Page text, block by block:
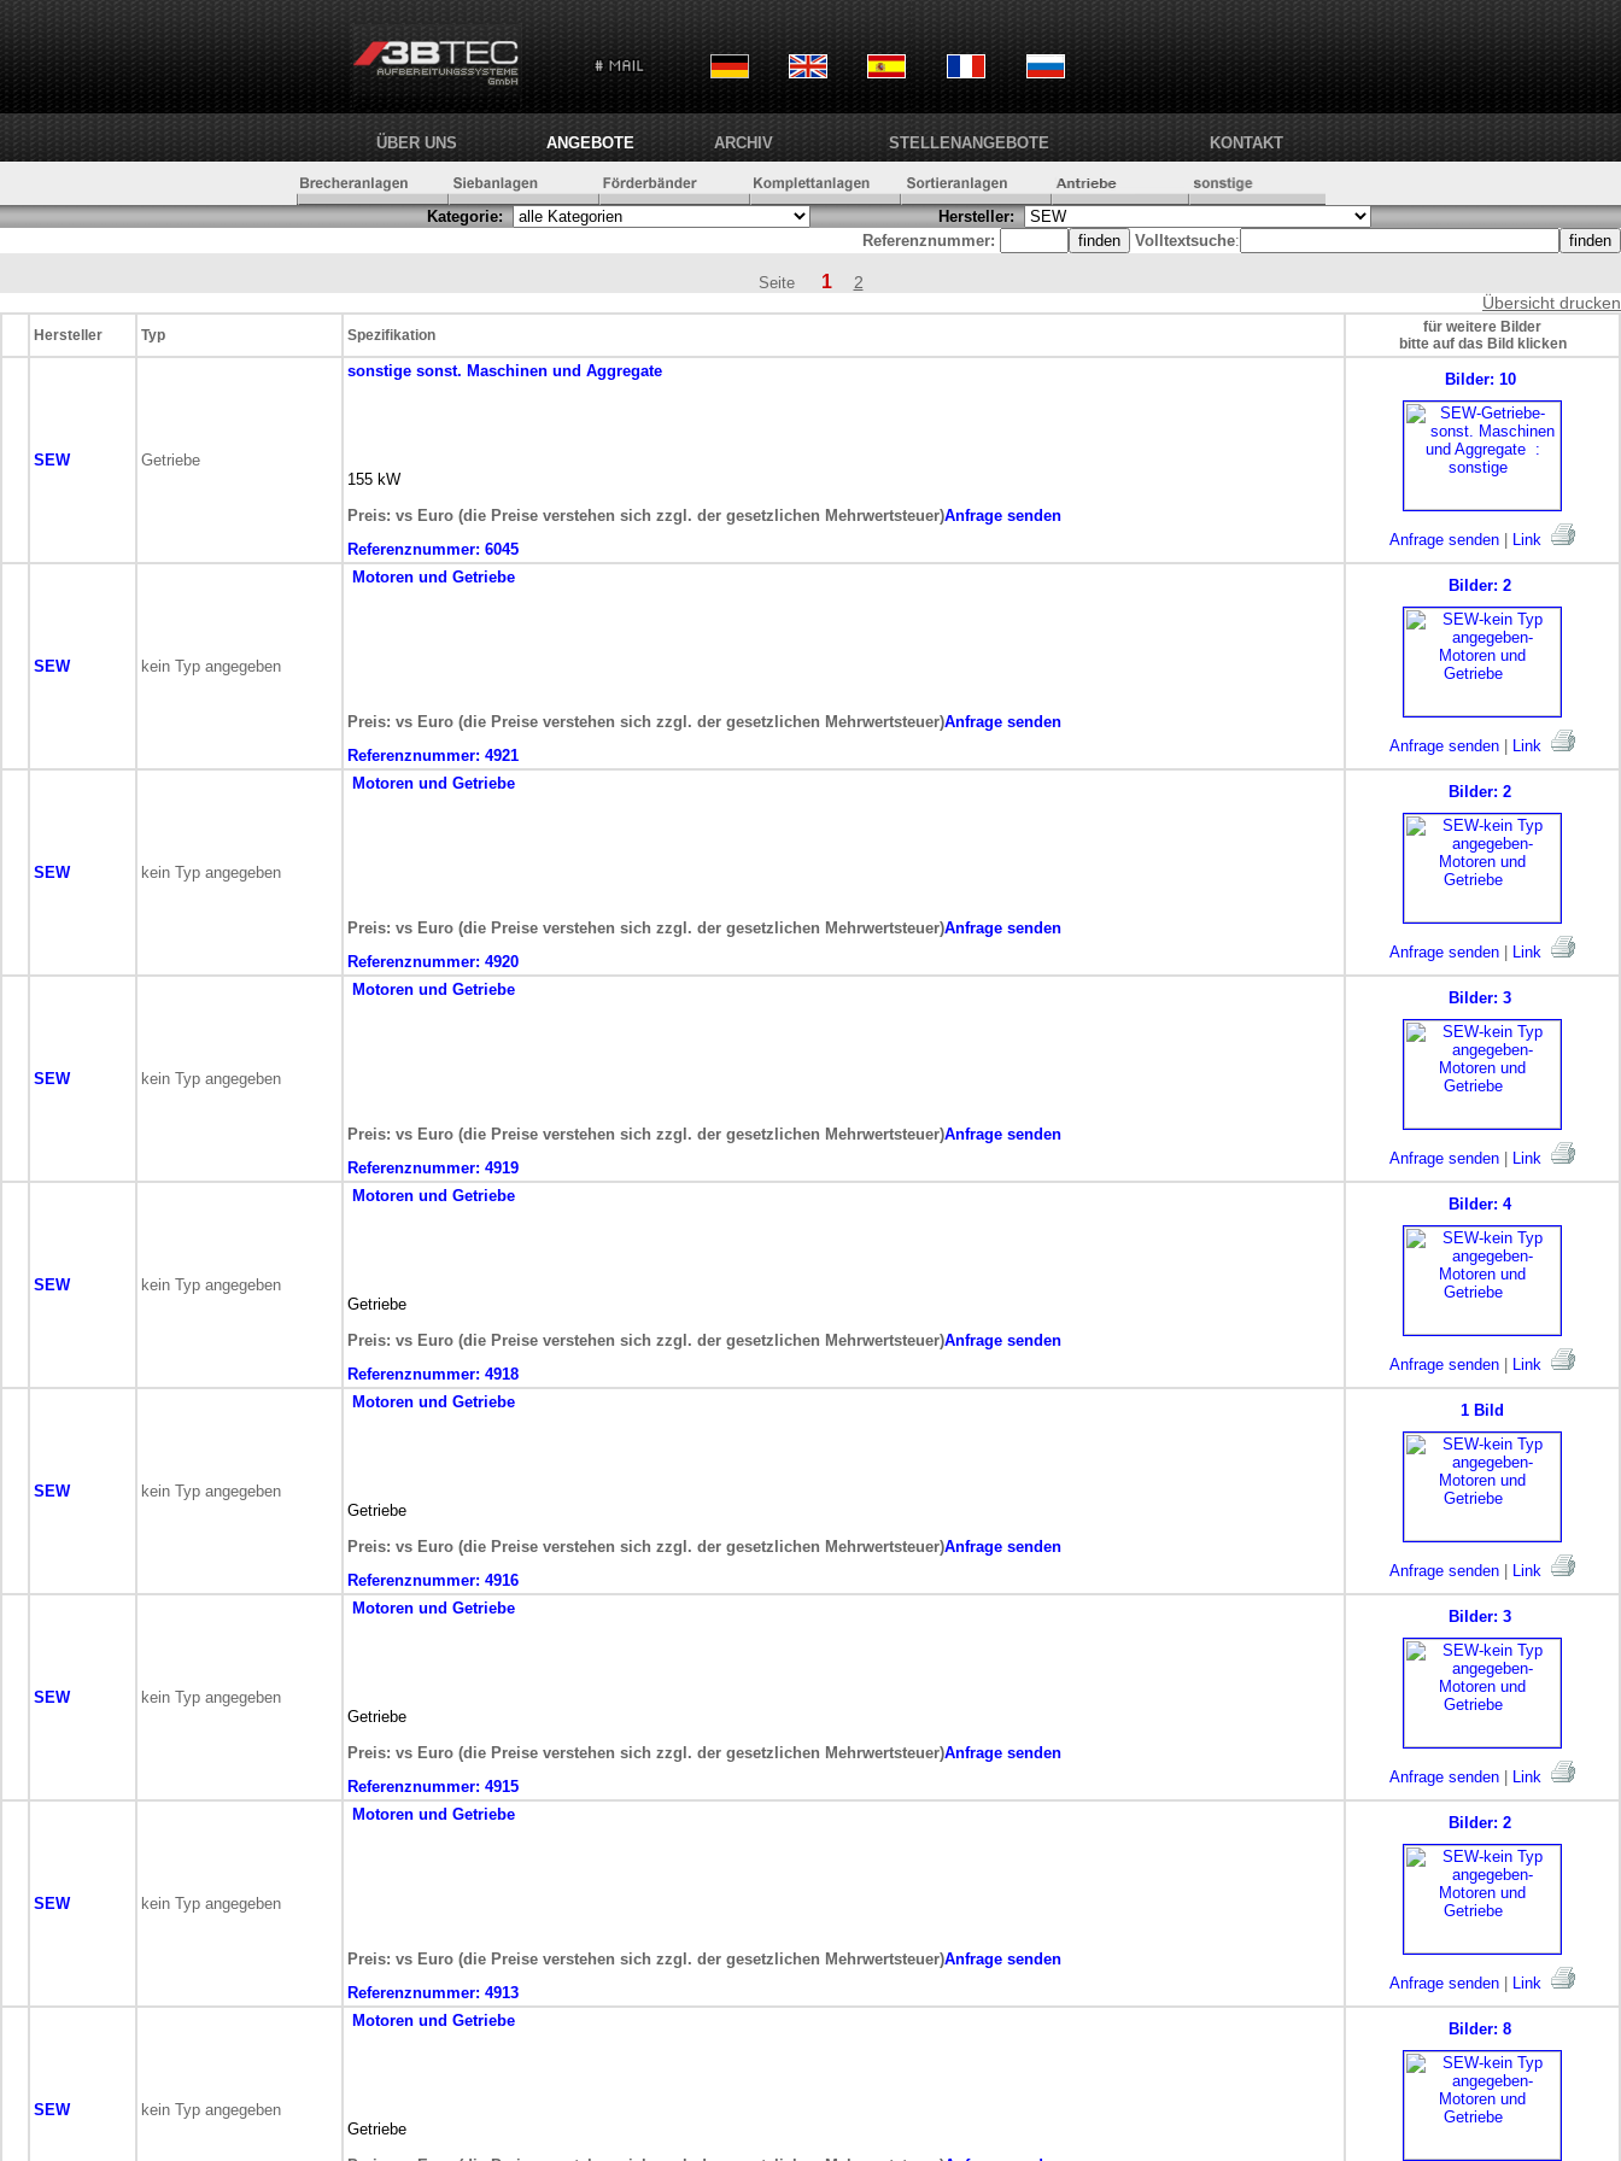
ÜBER UNS ANGEBOTE ARCHIV STELLENANGEBOTE KONTAKT
Kategorie:
Hersteller:
Referenznummer:
Volltextsuche:
Seite 1
2
Übersicht drucken
Hersteller Typ Spezifikation
für weitere Bilder
bitte auf das Bild klicken
SEW Getriebe
sonstige sonst. Maschinen und Aggregate
155 kW
Preis: vs Euro (die Preise verstehen sich zzgl. der gesetzlichen Mehrwertsteuer)Anfrage senden
Referenznummer: 6045
Bilder: 10
Anfrage senden Link
SEW kein Typ angegeben
Motoren und Getriebe
Preis: vs Euro (die Preise verstehen sich zzgl. der gesetzlichen Mehrwertsteuer)Anfrage senden
Referenznummer: 4921
Bilder: 2
Anfrage senden Link
SEW kein Typ angegeben
Motoren und Getriebe
Preis: vs Euro (die Preise verstehen sich zzgl. der gesetzlichen Mehrwertsteuer)Anfrage senden
Referenznummer: 4920
Bilder: 2
Anfrage senden Link
SEW kein Typ angegeben
Motoren und Getriebe
Preis: vs Euro (die Preise verstehen sich zzgl. der gesetzlichen Mehrwertsteuer)Anfrage senden
Referenznummer: 4919
Bilder: 3
Anfrage senden Link
SEW kein Typ angegeben
Motoren und Getriebe
Getriebe
Preis: vs Euro (die Preise verstehen sich zzgl. der gesetzlichen Mehrwertsteuer)Anfrage senden
Referenznummer: 4918
Bilder: 4
Anfrage senden Link
SEW kein Typ angegeben
Motoren und Getriebe
Getriebe
Preis: vs Euro (die Preise verstehen sich zzgl. der gesetzlichen Mehrwertsteuer)Anfrage senden
Referenznummer: 4916
1 Bild
Anfrage senden Link
SEW kein Typ angegeben
Motoren und Getriebe
Getriebe
Preis: vs Euro (die Preise verstehen sich zzgl. der gesetzlichen Mehrwertsteuer)Anfrage senden
Referenznummer: 4915
Bilder: 3
Anfrage senden Link
SEW kein Typ angegeben
Motoren und Getriebe
Preis: vs Euro (die Preise verstehen sich zzgl. der gesetzlichen Mehrwertsteuer)Anfrage senden
Referenznummer: 4913
Bilder: 2
Anfrage senden Link
SEW kein Typ angegeben
Motoren und Getriebe
Getriebe
Bilder: 8